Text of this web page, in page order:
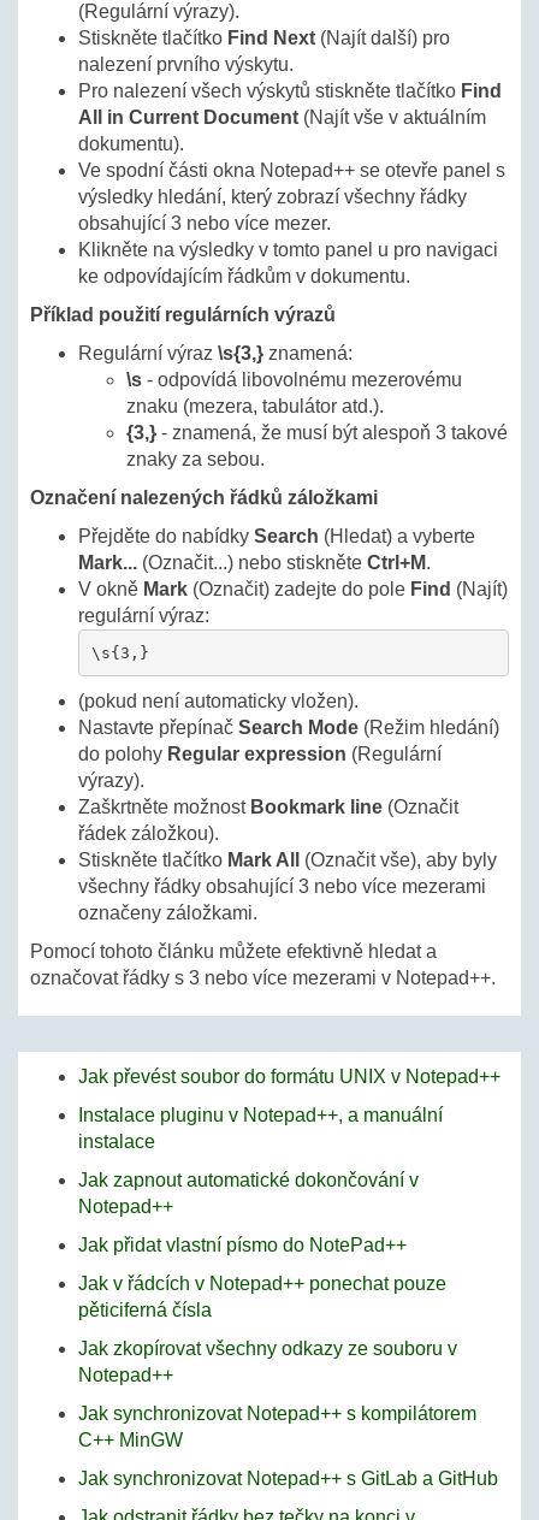
(Regulární výrazy).
Stiskněte tlačítko Find Next (Najít další) pro
nalezení prvního výskytu.
Pro nalezení všech výskytů stiskněte tlačítko Find
All in Current Document (Najít vše v aktuálním
dokumentu).
Ve spodní části okna Notepad++ se otevře panel s
výsledky hledání, který zobrazí všechny řádky
obsahující 3 nebo více mezer.
Klikněte na výsledky v tomto panel u pro navigaci
ke odpovídajícím řádkům v dokumentu.
Příklad použití regulárních výrazů
Regulární výraz \s{3,} znamená:
\s - odpovídá libovolnému mezerovému
znaku (mezera, tabulátor atd.).
{3,} - znamená, že musí být alespoň 3 takové
znaky za sebou.
Označení nalezených řádků záložkami
Přejděte do nabídky Search (Hledat) a vyberte
Mark... (Označit...) nebo stiskněte Ctrl+M.
V okně Mark (Označit) zadejte do pole Find (Najít)
regulární výraz:
\s{3,}
(pokud není automaticky vložen).
Nastavte přepínač Search Mode (Režim hledání)
do polohy Regular expression (Regulární
výrazy).
Zaškrtněte možnost Bookmark line (Označit
řádek záložkou).
Stiskněte tlačítko Mark All
(Označit vše), aby byly
všechny řádky obsahující 3 nebo více mezerami
označeny záložkami.
Pomocí tohoto článku můžete efektivně hledat a
označovat řádky s 3 nebo více mezerami v Notepad++.
Jak převést soubor do formátu UNIX v Notepad++
Instalace pluginu v Notepad++, a manuální
instalace
Jak zapnout automatické dokončování v
Notepad++
Jak přidat vlastní písmo do NotePad++
Jak v řádcích v Notepad++ ponechat pouze
pěticiferná čísla
Jak zkopírovat všechny odkazy ze souboru v
Notepad++
Jak synchronizovat Notepad++ s kompilátorem
C++ MinGW
Jak synchronizovat Notepad++ s GitLab a GitHub